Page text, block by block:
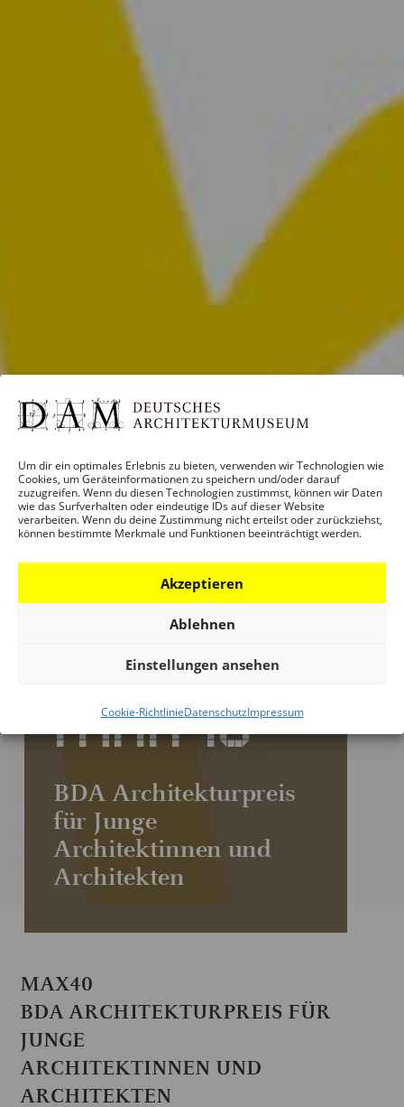
Um dir ein optimales Erlebnis zu bieten, verwenden wir Technologien wie
Cookies, um Geräteinformationen zu speichern und/oder darauf
zuzugreifen. Wenn du diesen Technologien zustimmst, können wir Daten
wie das Surfverhalten oder eindeutige IDs auf dieser Website
verarbeiten. Wenn du deine Zustimmung nicht erteilst oder zurückziehst,
können bestimmte Merkmale und Funktionen beeinträchtigt werden.
Akzeptieren
Ablehnen
Einstellungen ansehen
Cookie-RichtlinieDatenschutzImpressum
MAX40
BDA Architekturpreis
für Junge
Architektinnen und
Architekten
MAX40
BDA ARCHITEKTURPREIS FÜR
JUNGE
ARCHITEKTINNEN UND
ARCHITEKTEN